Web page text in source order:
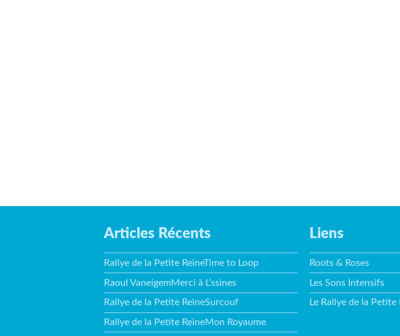
Articles Récents
Rallye de la Petite ReineTime to Loop
Raoul VaneigemMerci à L’ssines
Rallye de la Petite ReineSurcouf
Rallye de la Petite ReineMon Royaume
Liens
Roots & Roses
Les Sons Intensifs
Le Rallye de la Petite